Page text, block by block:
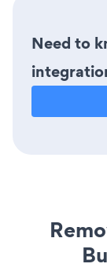
Need to